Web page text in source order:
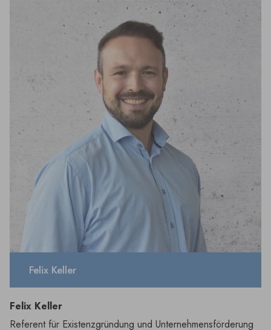
Felix Keller
Felix Keller
Referent für Existenzgründung und Unternehmensförderung